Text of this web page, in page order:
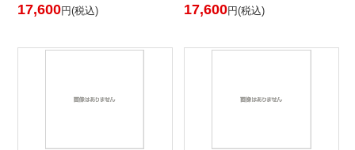
17,600円(税込) 17,600円(税込)